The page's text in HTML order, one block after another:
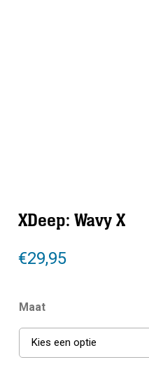
XDeep: Wavy X
€29,95
Maat
Kies een optie